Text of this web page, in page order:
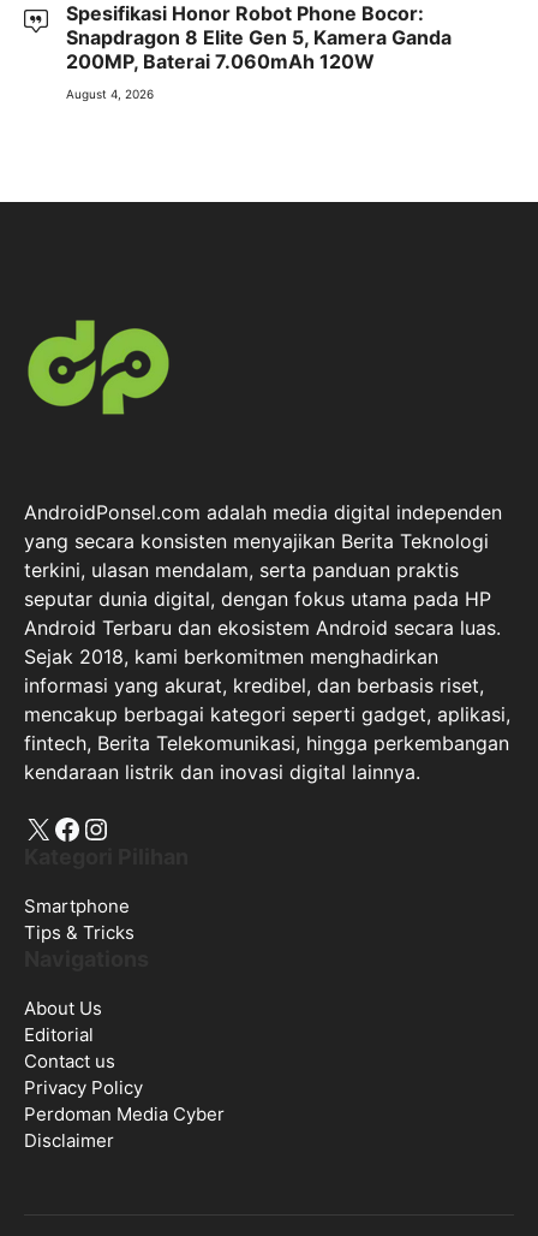
Spesifikasi Honor Robot Phone Bocor:
Snapdragon 8 Elite Gen 5, Kamera Ganda
200MP, Baterai 7.060mAh 120W
August 4, 2026
AndroidPonsel.com adalah media digital independen
yang secara konsisten menyajikan Berita Teknologi
terkini, ulasan mendalam, serta panduan praktis
seputar dunia digital, dengan fokus utama pada HP
Android Terbaru dan ekosistem Android secara luas.
Sejak 2018, kami berkomitmen menghadirkan
informasi yang akurat, kredibel, dan berbasis riset,
mencakup berbagai kategori seperti gadget, aplikasi,
fintech, Berita Telekomunikasi, hingga perkembangan
kendaraan listrik dan inovasi digital lainnya.
X Facebook
Instagram
Smartphone
Tips & Tricks
About Us
Editorial
Contact us
Privacy Policy
Perdoman Media Cyber
Disclaimer